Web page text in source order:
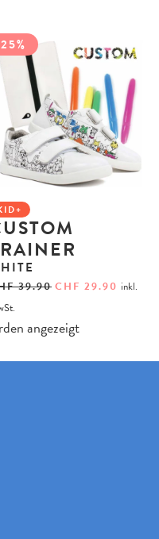
25%
39.90 CHF 29.90 inkl.
angezeigt